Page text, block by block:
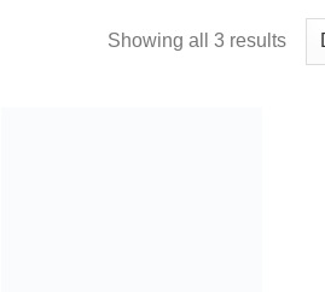
Showing all 3 results